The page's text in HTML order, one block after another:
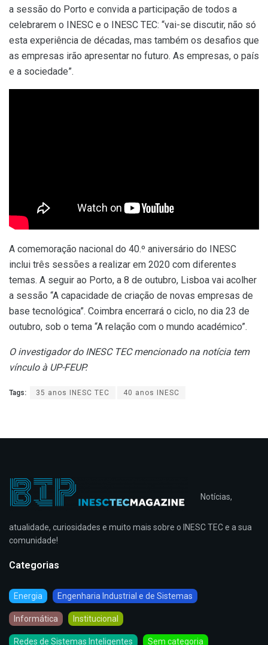
a sessão do Porto e convida a participação de todos a
celebrarem o INESC e o INESC TEC: “vai-se discutir, não só
esta experiência de décadas, mas também os desafios que
as empresas irão apresentar no futuro. As empresas, o país
e a sociedade”.
A comemoração nacional do 40.º aniversário do INESC
inclui três sessões a realizar em 2020 com diferentes
temas. A seguir ao Porto, a 8 de outubro, Lisboa vai acolher
a sessão “A capacidade de criação de novas empresas de
base tecnológica”. Coimbra encerrará o ciclo, no dia 23 de
outubro, sob o tema “A relação com o mundo académico”.
O investigador do INESC TEC mencionado na notícia tem
vínculo à UP-FEUP.
Tags: 35 anos INESC TEC 40 anos INESC
Notícias,
atualidade, curiosidades e muito mais sobre o INESC TEC e a sua
comunidade!
Categorias
Energia Engenharia Industrial e de Sistemas
Informática Institucional
Redes de Sistemas Inteligentes Sem categoria